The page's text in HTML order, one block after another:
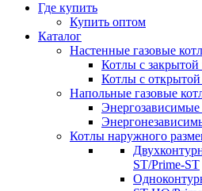
Где купить
Купить оптом
Каталог
Настенные газовые
Котлы с закрытой
Котлы с
Напольные газовые
Котлы наружного
ST/Prime-ST